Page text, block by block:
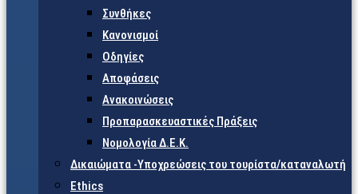
Συνθήκες
Κανονισμοί
Οδηγίες
Αποφάσεις
Ανακοινώσεις
Προπαρασκευαστικές Πράξεις
Νομολογία Δ.Ε.Κ.
Δικαιώματα -Υποχρεώσεις του τουρίστα/καταναλωτή
Ethics